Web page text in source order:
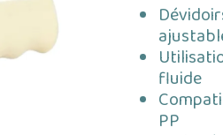
fluide
PP